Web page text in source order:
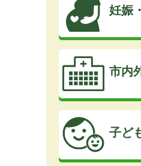
妊娠
市内
子ど